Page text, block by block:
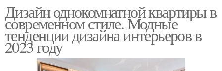
Дизайн однокомнатной квартиры в
современном стиле. Модные
тенденции дизайна интерьеров в
2023 году